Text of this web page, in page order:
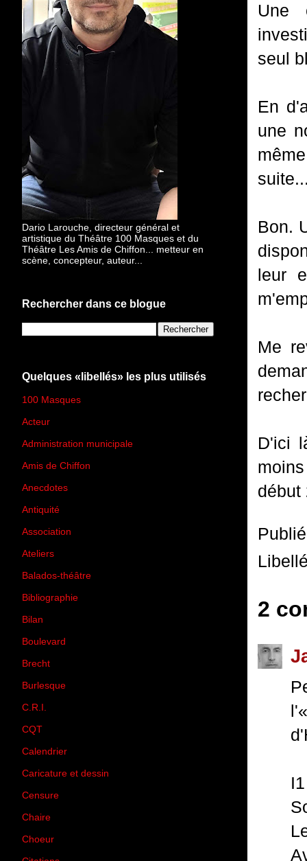
Une
seul
En
une
Bon.
leur
Me
D'ici
début
2
Dario Larouche, directeur général et
artistique du Théâtre 100 Masques et du
Théâtre Les Amis de Chiffon... metteur en
scène, concepteur, auteur...
Rechercher dans ce blogue
Quelques «libellés» les plus utilisés
100 Masques
Acteur
Administration municipale
Amis de Chiffon
Anecdotes
Antiquité
Association
Ateliers
Balados-théâtre
Bibliographie
Bilan
Boulevard
Brecht
Burlesque
C.R.I.
CQT
Calendrier
Caricature et dessin
Censure
Chaire
Choeur